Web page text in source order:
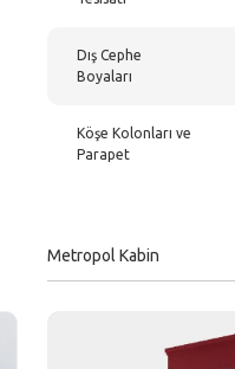
Dış Cephe
Boyaları
Köşe Kolonları ve
Parapet
Metropol Kabin